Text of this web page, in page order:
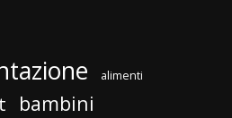
alimenti
bambini